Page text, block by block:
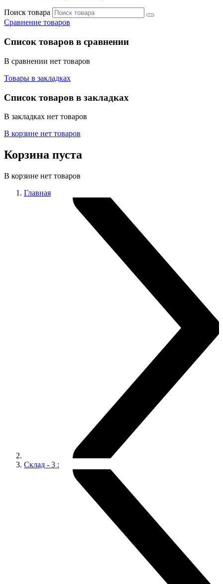
Поиск товара
Сравнение товаров
Список товаров в сравнении
В сравнении нет товаров
Товары в закладках
Список товаров в закладках
В закладках нет товаров
В корзине нет товаров
Корзина пуста
В корзине нет товаров
Главная
Склад - 3 :